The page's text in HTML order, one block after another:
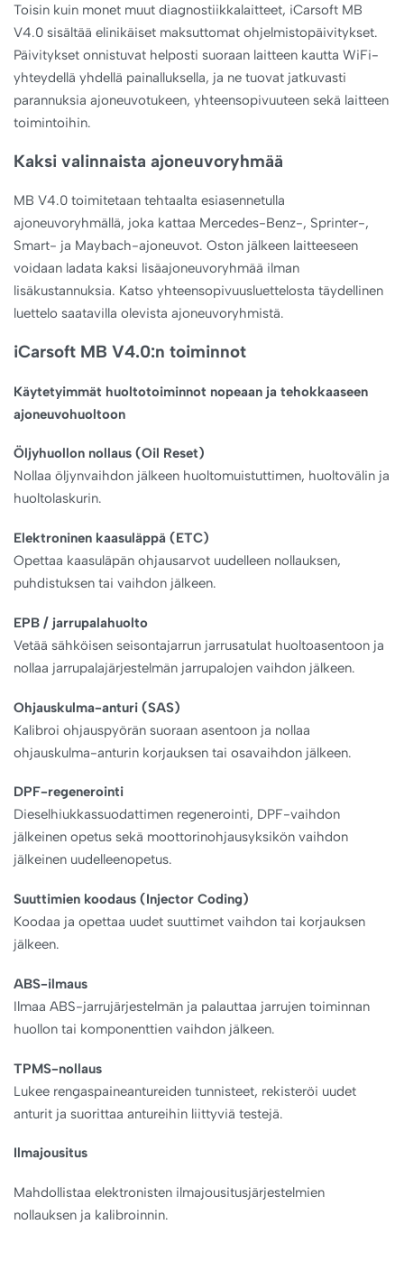
Toisin kuin monet muut diagnostiikkalaitteet, iCarsoft MB
V4.0 sisältää elinikäiset maksuttomat ohjelmistopäivitykset.
Päivitykset onnistuvat helposti suoraan laitteen kautta WiFi-
yhteydellä yhdellä painalluksella, ja ne tuovat jatkuvasti
parannuksia ajoneuvotukeen, yhteensopivuuteen sekä laitteen
toimintoihin.
Kaksi valinnaista ajoneuvoryhmää
MB V4.0 toimitetaan tehtaalta esiasennetulla
ajoneuvoryhmällä, joka kattaa Mercedes-Benz-, Sprinter-,
Smart- ja Maybach-ajoneuvot. Oston jälkeen laitteeseen
voidaan ladata kaksi lisäajoneuvoryhmää ilman
lisäkustannuksia. Katso yhteensopivuusluettelosta täydellinen
luettelo saatavilla olevista ajoneuvoryhmistä.
iCarsoft MB V4.0:n toiminnot
Käytetyimmät huoltotoiminnot nopeaan ja tehokkaaseen
ajoneuvohuoltoon
Öljyhuollon nollaus (Oil Reset)
Nollaa öljynvaihdon jälkeen huoltomuistuttimen, huoltovälin ja
huoltolaskurin.
Elektroninen kaasuläppä (ETC)
Opettaa kaasuläpän ohjausarvot uudelleen nollauksen,
puhdistuksen tai vaihdon jälkeen.
EPB / jarrupalahuolto
Vetää sähköisen seisontajarrun jarrusatulat huoltoasentoon ja
nollaa jarrupalajärjestelmän jarrupalojen vaihdon jälkeen.
Ohjauskulma-anturi (SAS)
Kalibroi ohjauspyörän suoraan asentoon ja nollaa
ohjauskulma-anturin korjauksen tai osavaihdon jälkeen.
DPF-regenerointi
Dieselhiukkassuodattimen regenerointi, DPF-vaihdon
jälkeinen opetus sekä moottorinohjausyksikön vaihdon
jälkeinen uudelleenopetus.
Suuttimien koodaus (Injector Coding)
Koodaa ja opettaa uudet suuttimet vaihdon tai korjauksen
jälkeen.
ABS-ilmaus
Ilmaa ABS-jarrujärjestelmän ja palauttaa jarrujen toiminnan
huollon tai komponenttien vaihdon jälkeen.
TPMS-nollaus
Lukee rengaspaineantureiden tunnisteet, rekisteröi uudet
anturit ja suorittaa antureihin liittyviä testejä.
Ilmajousitus
Mahdollistaa elektronisten ilmajousitusjärjestelmien
nollauksen ja kalibroinnin.